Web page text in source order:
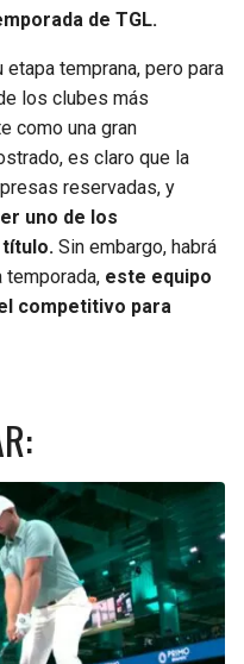
de TGL.
temprana, pero para
los clubes más
como una gran
es claro que la
reservadas, y
uno de los
Sin embargo, habrá
temporada, este equipo
competitivo para